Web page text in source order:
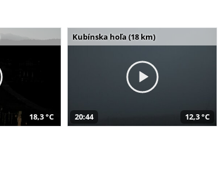
18,3 °C
Kubínska hoľa (18 km)
20:44 12,3 °C